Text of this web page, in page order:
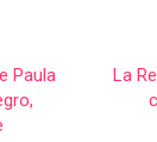
Paula
La